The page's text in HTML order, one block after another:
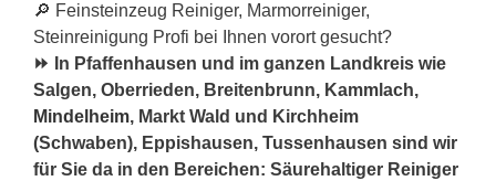
🔎 Feinsteinzeug Reiniger, Marmorreiniger,
Steinreinigung Profi bei Ihnen vorort gesucht?
⏩ In Pfaffenhausen und im ganzen Landkreis wie
Salgen, Oberrieden, Breitenbrunn, Kammlach,
Mindelheim, Markt Wald und Kirchheim
(Schwaben), Eppishausen, Tussenhausen sind wir
für Sie da in den Bereichen: Säurehaltiger Reiniger